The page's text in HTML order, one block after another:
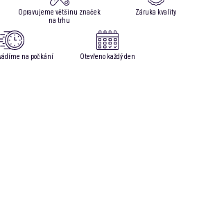
Opravujeme většinu značek
na trhu
Záruka kvality
na počkání Otevřeno každý den